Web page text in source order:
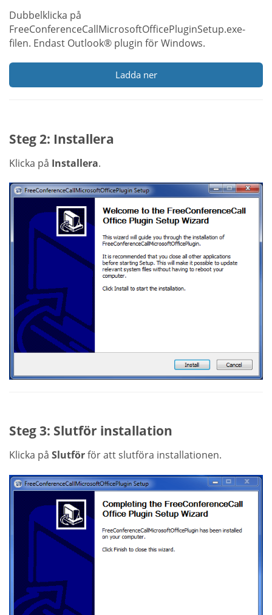
Dubbelklicka på
FreeConferenceCallMicrosoftOfficePluginSetup.exe-
filen. Endast Outlook® plugin för Windows.
Ladda ner
Steg 2: Installera
Klicka på Installera.
Steg 3: Slutför installation
Klicka på Slutförför att slutföra installationen.